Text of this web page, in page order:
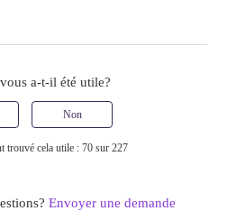
a-t-il été utile?
Non
trouvé cela utile : 70 sur 227
Envoyer une demande